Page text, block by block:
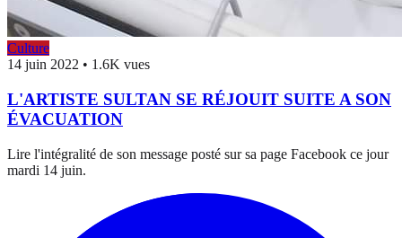
Culture
14 juin 2022 • 1.6K vues
L'ARTISTE SULTAN SE RÉJOUIT SUITE A SON
ÉVACUATION
Lire l'intégralité de son message posté sur sa page Facebook ce jour
mardi 14 juin.